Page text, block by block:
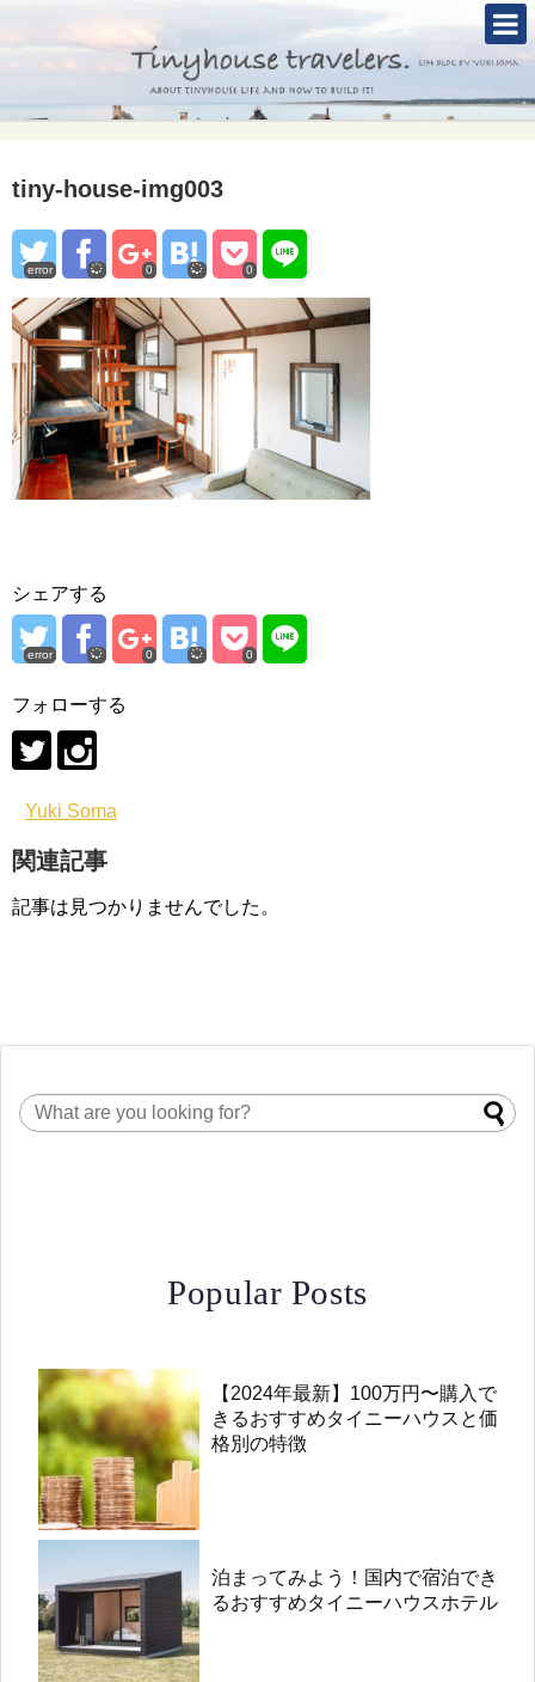
tiny-house-img003
error 0 0
シェアする
error 0 0
フォローする
Yuki Soma
関連記事
記事は見つかりませんでした。
Popular Posts
【2024年最新】100万円〜購入で
きるおすすめタイニーハウスと価
格別の特徴
泊まってみよう！国内で宿泊でき
るおすすめタイニーハウスホテル
ABOUT
TINYHOUSE
セルフビルド
BLOG
CONTACT
Mole &Otter`s Tinyhouse Hotel